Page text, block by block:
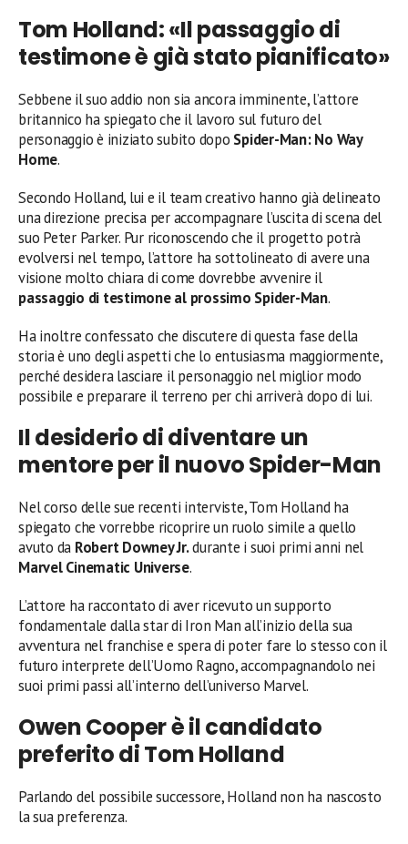
Tom Holland: «Il passaggio di
testimone è già stato pianificato»
Sebbene il suo addio non sia ancora imminente, l’attore
britannico ha spiegato che il lavoro sul futuro del
personaggio è iniziato subito dopo Spider-Man: No Way
Home.
Secondo Holland, lui e il team creativo hanno già delineato
una direzione precisa per accompagnare l’uscita di scena del
suo Peter Parker. Pur riconoscendo che il progetto potrà
evolversi nel tempo, l’attore ha sottolineato di avere una
visione molto chiara di come dovrebbe avvenire il
passaggio di testimone al prossimo Spider-Man.
Ha inoltre confessato che discutere di questa fase della
storia è uno degli aspetti che lo entusiasma maggiormente,
perché desidera lasciare il personaggio nel miglior modo
possibile e preparare il terreno per chi arriverà dopo di lui.
Il desiderio di diventare un
mentore per il nuovo Spider-Man
Nel corso delle sue recenti interviste, Tom Holland ha
spiegato che vorrebbe ricoprire un ruolo simile a quello
avuto da Robert Downey Jr.durante i suoi primi anni nel
Marvel Cinematic Universe.
L’attore ha raccontato di aver ricevuto un supporto
fondamentale dalla star di Iron Man all’inizio della sua
avventura nel franchise e spera di poter fare lo stesso con il
futuro interprete dell’Uomo Ragno, accompagnandolo nei
suoi primi passi all’interno dell’universo Marvel.
Owen Cooper è il candidato
preferito di Tom Holland
Parlando del possibile successore, Holland non ha nascosto
la sua preferenza.